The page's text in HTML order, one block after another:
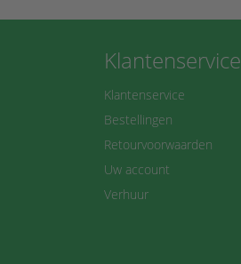
Klantenservice
Klantenservice
Bestellingen
Retourvoorwaarden
Uw account
Verhuur